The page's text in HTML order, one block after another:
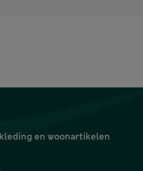
en woonartikelen